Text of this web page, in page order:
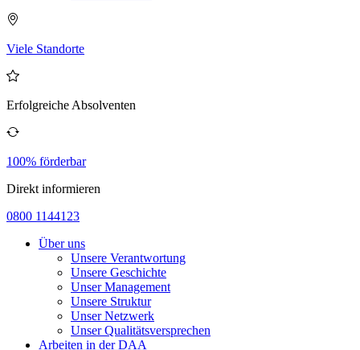
Viele Standorte
Erfolgreiche Absolventen
100% förderbar
Direkt informieren
0800 1144123
Über uns
Unsere Verantwortung
Unsere Geschichte
Unser Management
Unsere Struktur
Unser Netzwerk
Unser Qualitätsversprechen
Arbeiten in der DAA